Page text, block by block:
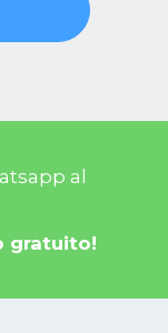
al
gratuito!